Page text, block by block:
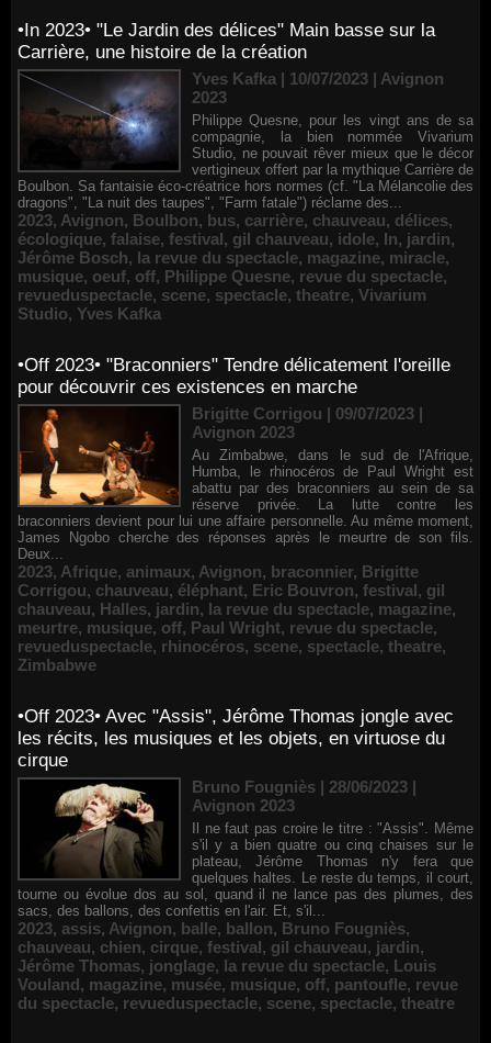
•In 2023• "Le Jardin des délices" Main basse sur la
Carrière, une histoire de la création
Yves Kafka | 10/07/2023 | Avignon
2023
Philippe Quesne, pour les vingt ans de sa
compagnie, la bien nommée Vivarium
Studio, ne pouvait rêver mieux que le décor
vertigineux offert par la mythique Carrière de
Boulbon. Sa fantaisie éco-créatrice hors normes (cf. "La Mélancolie des
dragons", "La nuit des taupes", "Farm fatale") réclame des...
2023, Avignon, Boulbon, bus, carrière, chauveau, délices,
écologique, falaise, festival, gil chauveau, idole, In, jardin,
Jérôme Bosch, la revue du spectacle, magazine, miracle,
musique, oeuf, off, Philippe Quesne, revue du spectacle,
revueduspectacle, scene, spectacle, theatre, Vivarium
Studio, Yves Kafka
•Off 2023• "Braconniers" Tendre délicatement l'oreille
pour découvrir ces existences en marche
Brigitte Corrigou | 09/07/2023 |
Avignon 2023
Au Zimbabwe, dans le sud de l'Afrique,
Humba, le rhinocéros de Paul Wright est
abattu par des braconniers au sein de sa
réserve privée. La lutte contre les
braconniers devient pour lui une affaire personnelle. Au même moment,
James Ngobo cherche des réponses après le meurtre de son fils.
Deux...
2023, Afrique, animaux, Avignon, braconnier, Brigitte
Corrigou, chauveau, éléphant, Eric Bouvron, festival, gil
chauveau, Halles, jardin, la revue du spectacle, magazine,
meurtre, musique, off, Paul Wright, revue du spectacle,
revueduspectacle, rhinocéros, scene, spectacle, theatre,
Zimbabwe
•Off 2023• Avec "Assis", Jérôme Thomas jongle avec
les récits, les musiques et les objets, en virtuose du
cirque
Bruno Fougniès | 28/06/2023 |
Avignon 2023
Il ne faut pas croire le titre : "Assis". Même
s'il y a bien quatre ou cinq chaises sur le
plateau, Jérôme Thomas n'y fera que
quelques haltes. Le reste du temps, il court,
tourne ou évolue dos au sol, quand il ne lance pas des plumes, des
sacs, des ballons, des confettis en l'air. Et, s'il...
2023, assis, Avignon, balle, ballon, Bruno Fougniès,
chauveau, chien, cirque, festival, gil chauveau, jardin,
Jérôme Thomas, jonglage, la revue du spectacle, Louis
Vouland, magazine, musée, musique, off, pantoufle, revue
du spectacle, revueduspectacle, scene, spectacle, theatre